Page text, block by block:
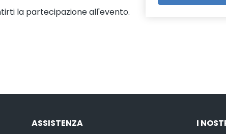
la partecipazione all'evento.
ASSISTENZA
I